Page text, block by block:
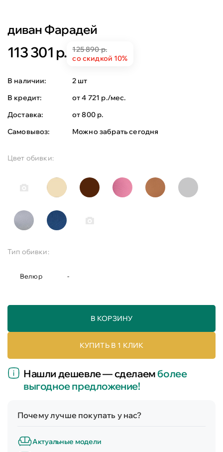
диван Фарадей
113 301 р.
125 890 р.
со скидкой 10%
В наличии:
2 шт
В кредит:
от 4 721 р./мес.
Доставка:
от 800 р.
Самовывоз:
Можно забрать сегодня
Цвет обивки:
Тип обивки:
Велюр -
В КОРЗИНУ
КУПИТЬ В 1 КЛИК
Нашли дешевле — сделаемболее
выгодное предложение!
Почему лучше покупать у нас?
Актуальные модели